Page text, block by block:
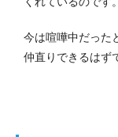
今は喧嘩中だった
仲直りできるはず